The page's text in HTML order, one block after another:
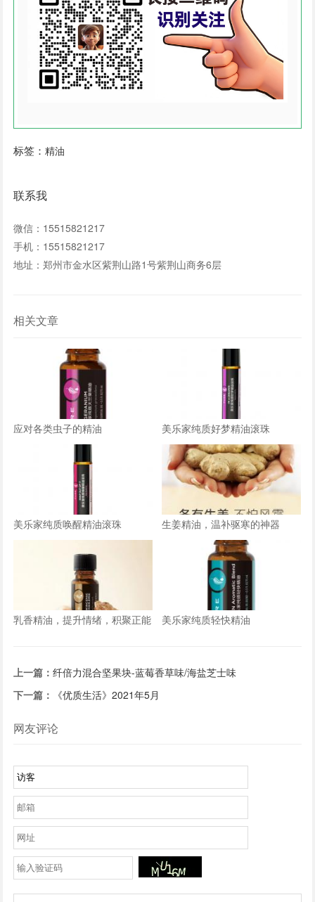
标签：精油
联系我
微信：15515821217
手机：15515821217
地址：郑州市金水区紫荆山路1号紫荆山商务6层
相关文章
应对各类虫子的精油 美乐家纯质好梦精油滚珠
美乐家纯质唤醒精油滚珠 生姜精油，温补驱寒的神器
乳香精油，提升情绪，积聚正能
美乐家纯质轻快精油
上一篇：纤倍力混合坚果块-蓝莓香草味/海盐芝士味
下一篇：
《优质生活》2021年5月
网友评论